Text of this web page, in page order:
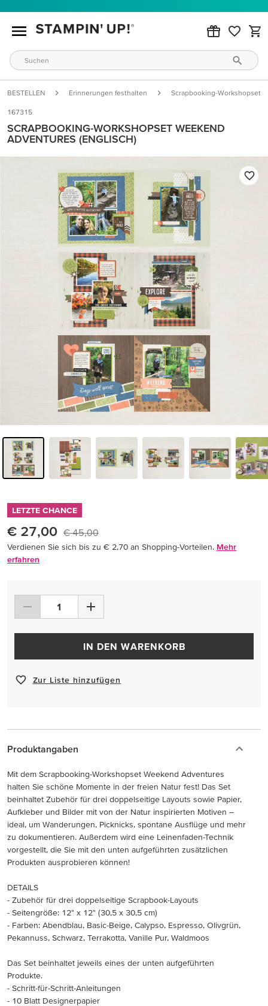
BESTELLEN Erinnerungen festhalten Scrapbooking-Workshopsets
167315
SCRAPBOOKING-WORKSHOPSET WEEKEND
ADVENTURES (ENGLISCH)
LETZTE CHANCE
€ 27,00 € 45,00
Verdienen Sie sich bis zu € 2,70 an Shopping-Vorteilen. Mehr
erfahren
IN DEN WARENKORB
Zur Liste hinzufügen
Produktangaben
Mit dem Scrapbooking-Workshopset Weekend Adventures
halten Sie schöne Momente in der freien Natur fest! Das Set
beinhaltet Zubehör für drei doppelseitige Layouts sowie Papier,
Aufkleber und Bilder mit von der Natur inspirierten Motiven –
ideal, um Wanderungen, Picknicks, spontane Ausflüge und mehr
zu dokumentieren. Außerdem wird eine Leinenfaden-Technik
vorgestellt, die Sie mit den unten aufgeführten zusätzlichen
Produkten ausprobieren können!
DETAILS
- Zubehör für drei doppelseitige Scrapbook-Layouts
- Seitengröße: 12" x 12" (30,5 x 30,5 cm)
- Farben: Abendblau, Basic-Beige, Calypso, Espresso, Olivgrün,
Pekannuss, Schwarz, Terrakotta, Vanille Pur, Waldmoos
Das Set beinhaltet jeweils eines der unten aufgeführten
Produkte.
- Schritt-für-Schritt-Anleitungen
- 10 Blatt Designerpapier